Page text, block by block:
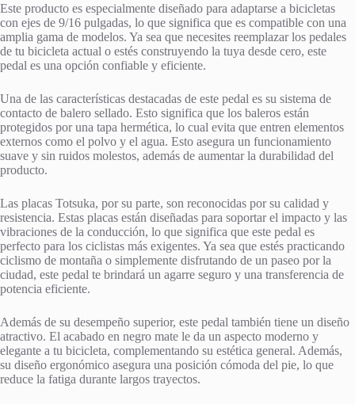
Este producto es especialmente diseñado para adaptarse a bicicletas
con ejes de 9/16 pulgadas, lo que significa que es compatible con una
amplia gama de modelos. Ya sea que necesites reemplazar los pedales
de tu bicicleta actual o estés construyendo la tuya desde cero, este
pedal es una opción confiable y eficiente.
Una de las características destacadas de este pedal es su sistema de
contacto de balero sellado. Esto significa que los baleros están
protegidos por una tapa hermética, lo cual evita que entren elementos
externos como el polvo y el agua. Esto asegura un funcionamiento
suave y sin ruidos molestos, además de aumentar la durabilidad del
producto.
Las placas Totsuka, por su parte, son reconocidas por su calidad y
resistencia. Estas placas están diseñadas para soportar el impacto y las
vibraciones de la conducción, lo que significa que este pedal es
perfecto para los ciclistas más exigentes. Ya sea que estés practicando
ciclismo de montaña o simplemente disfrutando de un paseo por la
ciudad, este pedal te brindará un agarre seguro y una transferencia de
potencia eficiente.
Además de su desempeño superior, este pedal también tiene un diseño
atractivo. El acabado en negro mate le da un aspecto moderno y
elegante a tu bicicleta, complementando su estética general. Además,
su diseño ergonómico asegura una posición cómoda del pie, lo que
reduce la fatiga durante largos trayectos.